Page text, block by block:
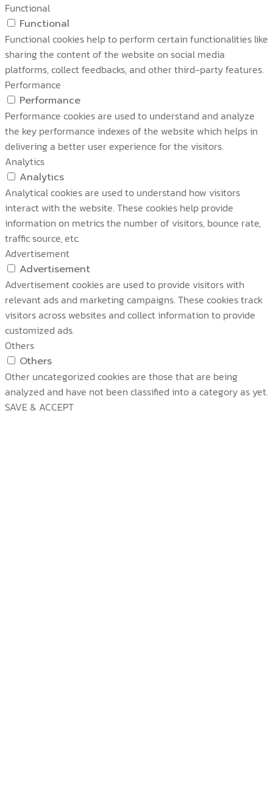
Functional
Functional
Functional cookies help to perform certain functionalities like
sharing the content of the website on social media
platforms, collect feedbacks, and other third-party features.
Performance
Performance
Performance cookies are used to understand and analyze
the key performance indexes of the website which helps in
delivering a better user experience for the visitors.
Analytics
Analytics
Analytical cookies are used to understand how visitors
interact with the website. These cookies help provide
information on metrics the number of visitors, bounce rate,
traffic source, etc.
Advertisement
Advertisement
Advertisement cookies are used to provide visitors with
relevant ads and marketing campaigns. These cookies track
visitors across websites and collect information to provide
customized ads.
Others
Others
Other uncategorized cookies are those that are being
analyzed and have not been classified into a category as yet.
SAVE & ACCEPT